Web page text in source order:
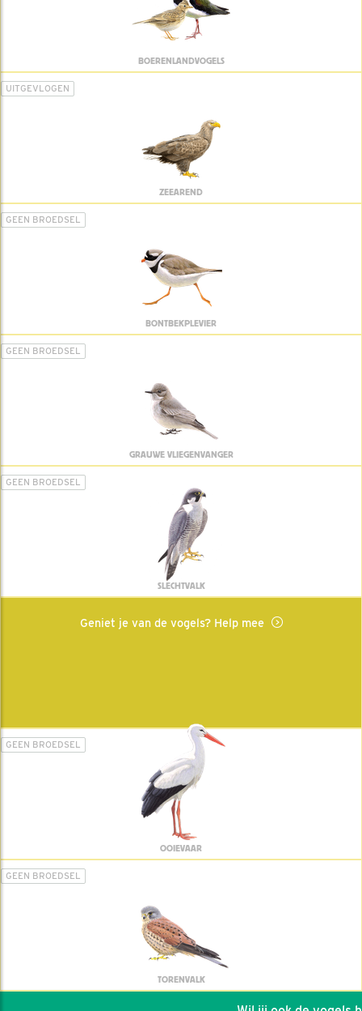
BOERENLANDVOGELS
UITGEVLOGEN
ZEEAREND
GEEN BROEDSEL
BONTBEKPLEVIER
GEEN BROEDSEL
GRAUWE VLIEGENVANGER
GEEN BROEDSEL
SLECHTVALK
Geniet je van de vogels? Help mee
GEEN BROEDSEL
OOIEVAAR
GEEN BROEDSEL
TORENVALK